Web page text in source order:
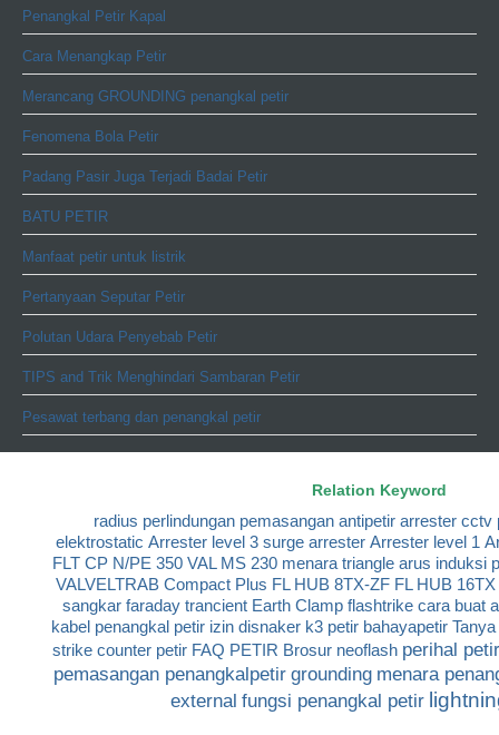
Penangkal Petir Kapal
Cara Menangkap Petir
Merancang GROUNDING penangkal petir
Fenomena Bola Petir
Padang Pasir Juga Terjadi Badai Petir
BATU PETIR
Manfaat petir untuk listrik
Pertanyaan Seputar Petir
Polutan Udara Penyebab Petir
TIPS and Trik Menghindari Sambaran Petir
Pesawat terbang dan penangkal petir
Relation Keyword
radius perlindungan pemasangan antipetir arrester cctv
elektrostatic Arrester level 3 surge arrester Arrester level 1
FLT CP N/PE 350 VAL MS 230 menara triangle arus induksi
VALVELTRAB Compact Plus FL HUB 8TX-ZF FL HUB 16TX
sangkar faraday trancient Earth Clamp flashtrike cara buat
kabel penangkal petir izin disnaker k3 petir bahayapetir
strike counter petir FAQ PETIR Brosur neoflash perihal petir
pemasangan penangkalpetir grounding menara
external fungsi penangkal petir